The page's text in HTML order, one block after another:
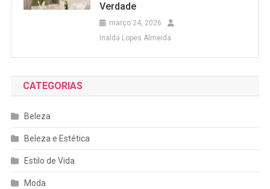
Verdade
março 24, 2026
Inalda Lopes Almeida
CATEGORIAS
Beleza
Beleza e Estética
Estilo de Vida
Moda